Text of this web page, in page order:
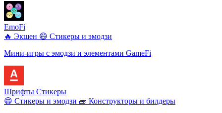
EmoFi
🔥 Экшен 😄 Стикеры и эмодзи
Мини-игры с эмодзи и элементами GameFi
Шрифты Стикеры
😄 Стикеры и эмодзи 🧱 Конструкторы и билдеры